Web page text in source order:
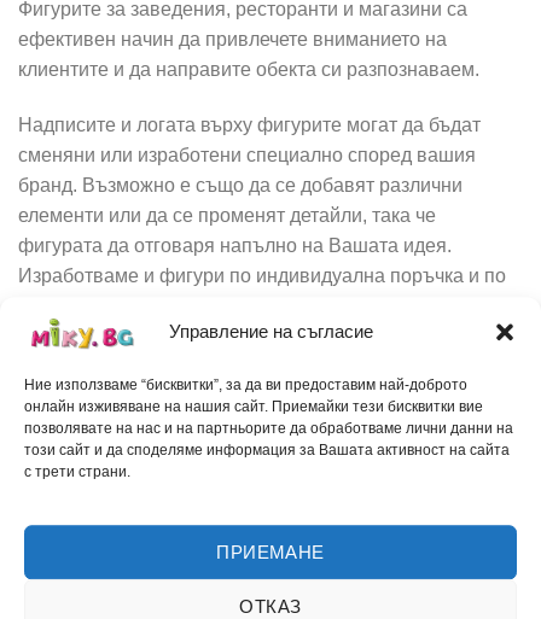
Управление на съгласие
Ние използваме “бисквитки”, за да ви предоставим най-доброто
онлайн изживяване на нашия сайт. Приемайки тези бисквитки вие
позволявате на нас и на партньорите да обработваме лични данни на
този сайт и да споделяме информация за Вашата активност на сайта
с трети страни.
ПРИЕМАНЕ
ОТКАЗ
Фигурите за заведения, ресторанти и магазини са
ефективен начин да привлечете вниманието на
клиентите и да направите обекта си разпознаваем.
Надписите и логата върху фигурите могат да бъдат
сменяни или изработени специално според вашия
бранд. Възможно е също да се добавят различни
елементи или да се променят детайли, така че
фигурата да отговаря напълно на Вашата идея.
Изработваме и фигури по индивидуална поръчка и по
създадете уникална и запомняща се реклама.
Фигурите са изработени от здрави материали,
устойчиви на външни атмосферни условия, което ги
прави подходящи за поставяне на открито и за
дългогодишна употреба. С подобна 3D фигура със
ще се отличите от конкуренцията.